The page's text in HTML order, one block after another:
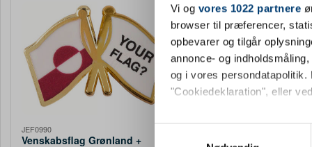
Vi og vores 1022 partnere
browser til præferencer,
opbevarer og tilgår
annonce- og
og i vores
"Cookiedeklaration", eller
Hvis du tillader det, vil vi
Indsamle præcise
JEF0990
Venskabsflag Grønland +